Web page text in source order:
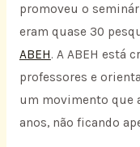
promoveu o
eram quase 30
ABEH. A ABEH está
professores e
um movimento que
anos, não ficando